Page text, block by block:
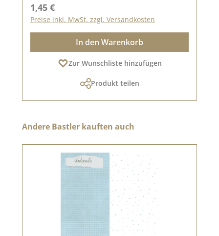
Regulärer Preis:
1,45 €
Preise inkl. MwSt. zzgl. Versandkosten
In den Warenkorb
Zur Wunschliste hinzufügen
Produkt teilen
Produktgalerie überspringen
Andere Bastler kauften auch